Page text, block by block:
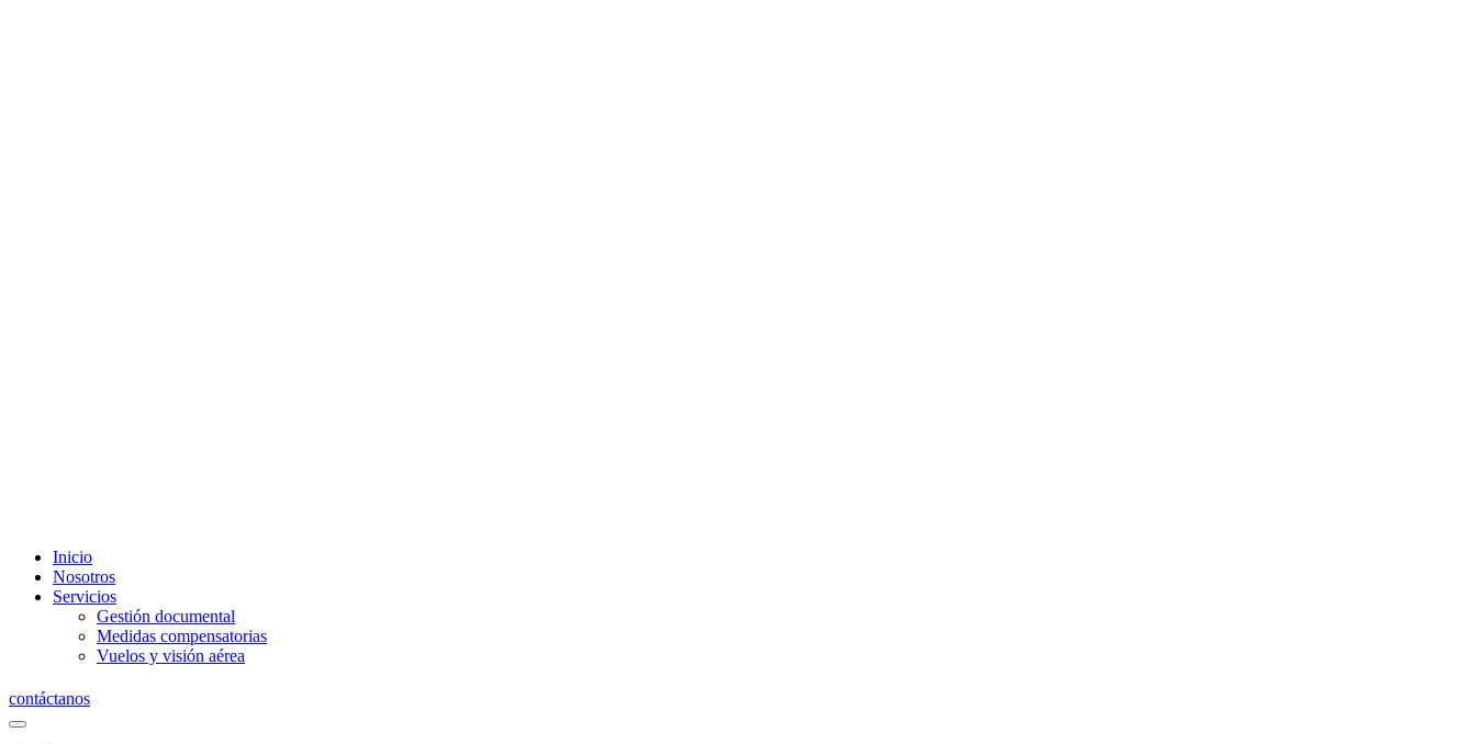
Inicio
Nosotros
Servicios
Gestión documental
Medidas compensatorias
Vuelos y visión aérea
contáctanos